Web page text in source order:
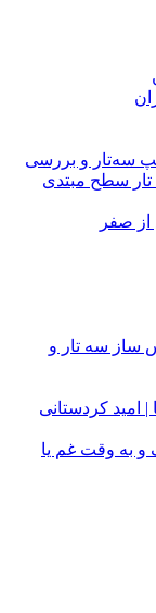
سه‌تار و بررسی
تار سطح مبتدی
صفر
ساز سه تار و
کردستانی
و به وقت غم یا